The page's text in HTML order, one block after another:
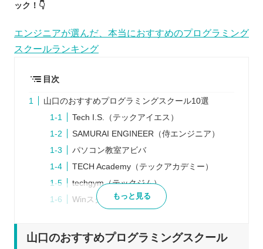
ック！👇
エンジニアが選んだ、本当におすすめのプログラミング
スクールランキング
目次
山口のおすすめプログラミングスクール10選
Tech I.S.（テックアイエス）
SAMURAI ENGINEER（侍エンジニア）
パソコン教室アビバ
TECH Academy（テックアカデミー）
techgym（テックジム）
Winスクール
CodeCamp（コードキャンプ）
もっと見る
山口のおすすめプログラミングスクール